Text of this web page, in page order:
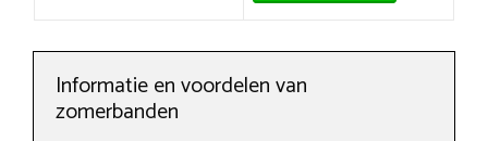
Informatie en voordelen van
zomerbanden